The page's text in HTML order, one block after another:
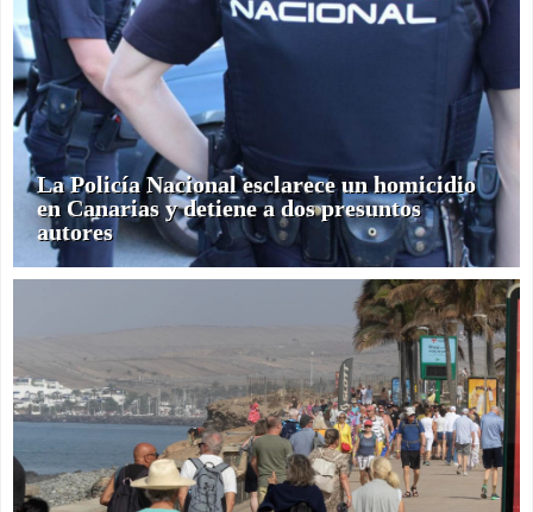
La Policía Nacional esclarece un homicidio
en Canarias y detiene a dos presuntos
autores